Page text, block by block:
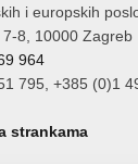
i europskih
8, 10000 Zagreb
964
795, +385 (0)1
strankama